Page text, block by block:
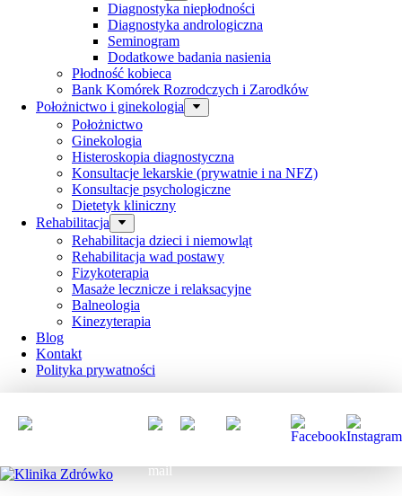
Diagnostyka niepłodności
Diagnostyka andrologiczna
Seminogram
Dodatkowe badania nasienia
Płodność kobieca
Bank Komórek Rozrodczych i Zarodków
Położnictwo i ginekologia
Położnictwo
Ginekologia
Histeroskopia diagnostyczna
Konsultacje lekarskie (prywatnie i na NFZ)
Konsultacje psychologiczne
Dietetyk kliniczny
Rehabilitacja
Rehabilitacja dzieci i niemowląt
Rehabilitacja wad postawy
Fizykoterapia
Masaże lecznicze i relaksacyjne
Balneologia
Kinezyterapia
Blog
Kontakt
Polityka prywatności